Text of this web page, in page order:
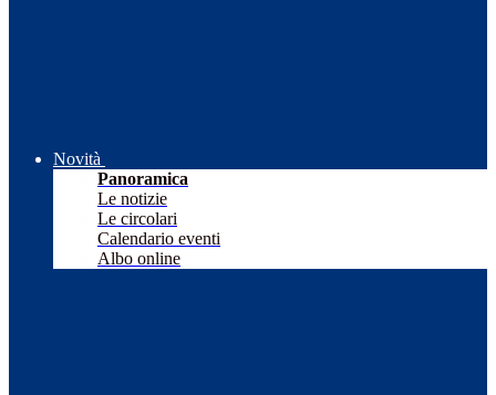
Novità
Panoramica
Le notizie
Le circolari
Calendario eventi
Albo online